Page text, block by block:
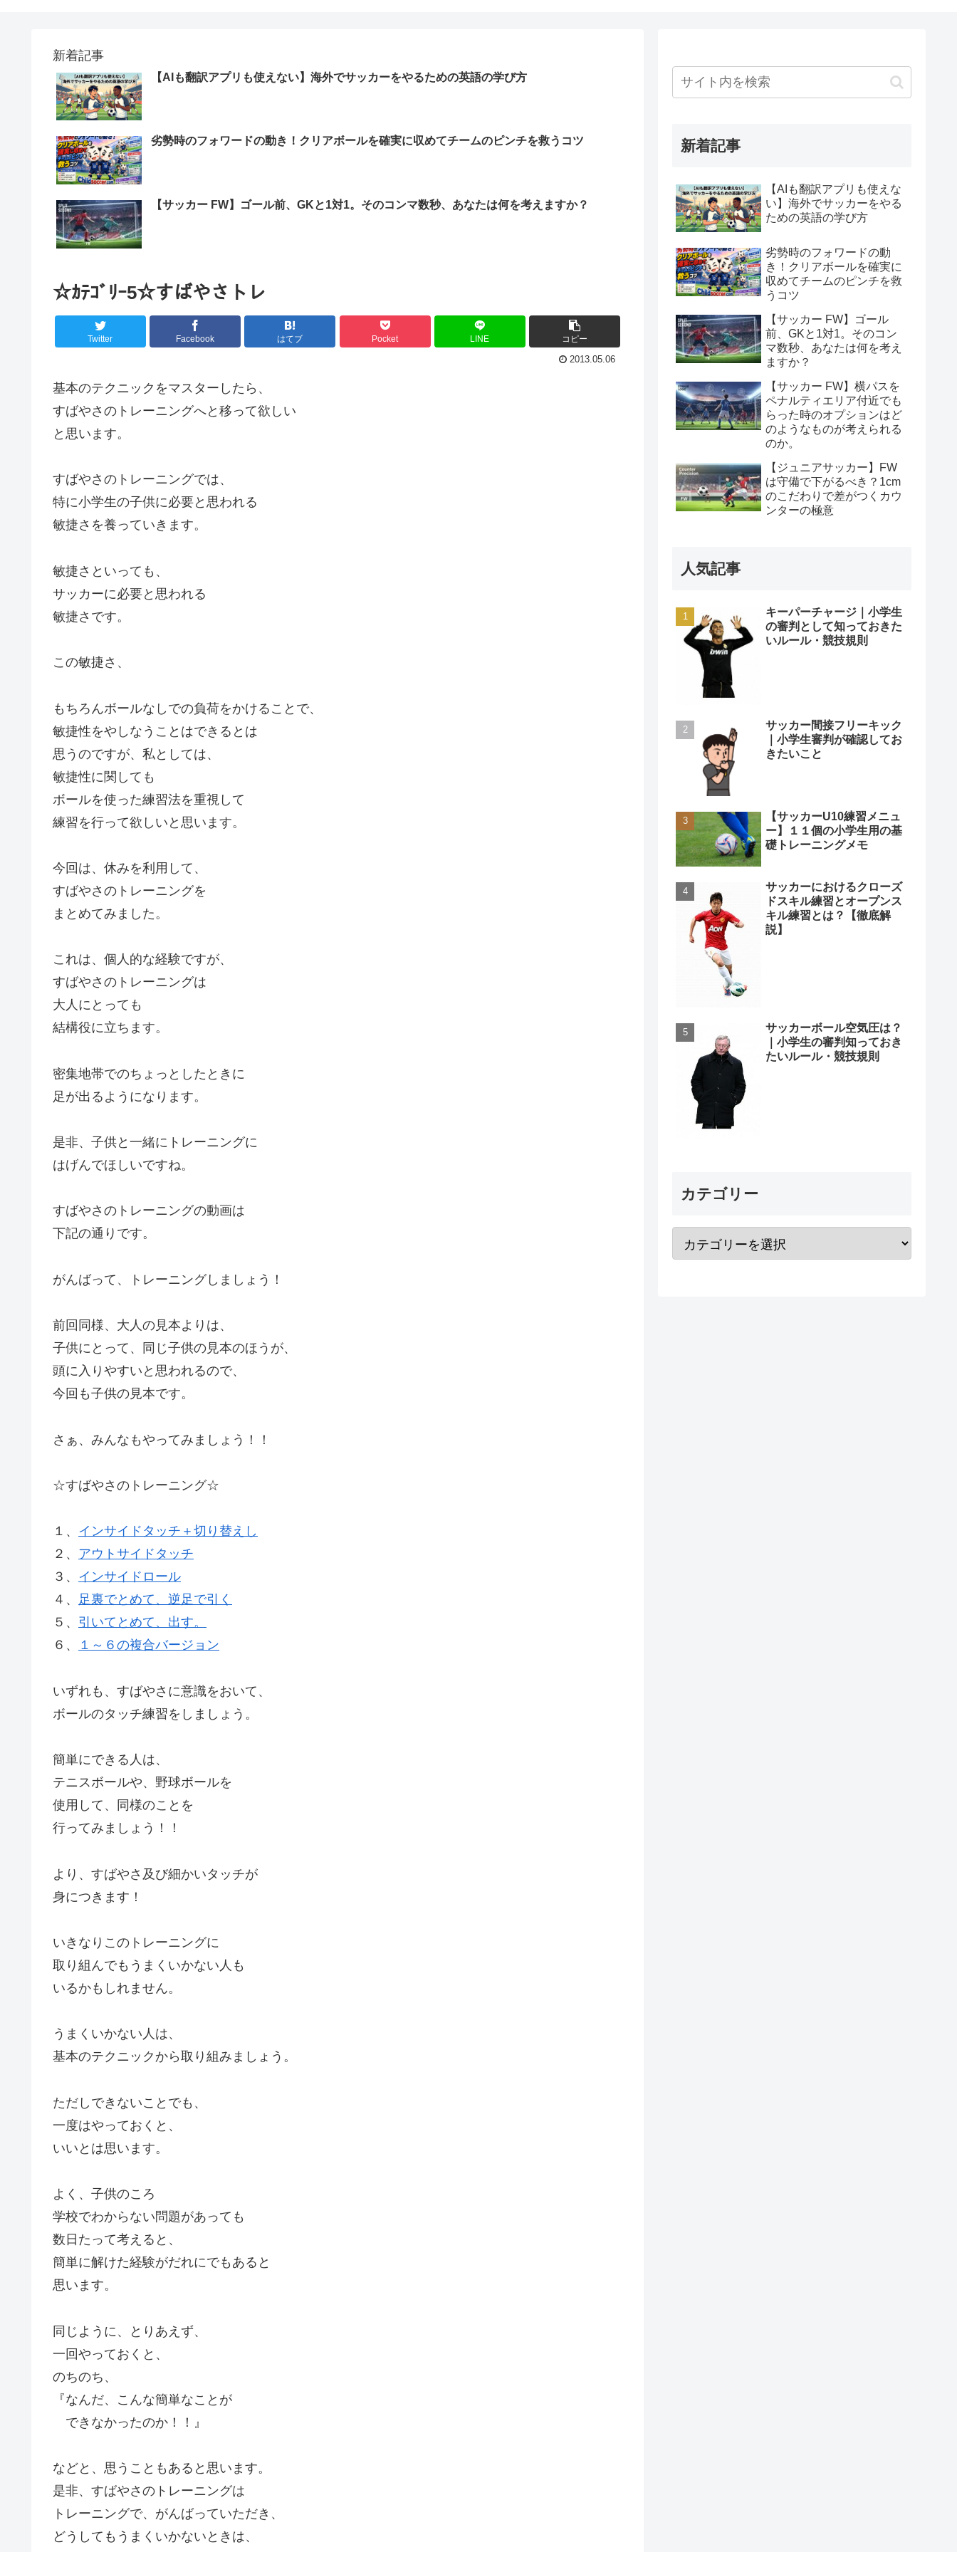
新着記事
【AIも翻訳アプリも使えない】海外でサッカーをやるための英語の学び方
劣勢時のフォワードの動き！クリアボールを確実に収めてチームのピンチを救うコツ
【サッカー FW】ゴール前、GKと1対1。そのコンマ数秒、あなたは何を考えますか？
☆ｶﾃｺﾞﾘｰ5☆すばやさトレ
Twitter Facebook はてブ Pocket LINE コピー
2013.05.06
基本のテクニックをマスターしたら、
すばやさのトレーニングへと移って欲しい
と思います。
すばやさのトレーニングでは、
特に小学生の子供に必要と思われる
敏捷さを養っていきます。
敏捷さといっても、
サッカーに必要と思われる
敏捷さです。
この敏捷さ、
もちろんボールなしでの負荷をかけることで、
敏捷性をやしなうことはできるとは
思うのですが、私としては、
敏捷性に関しても
ボールを使った練習法を重視して
練習を行って欲しいと思います。
今回は、休みを利用して、
すばやさのトレーニングを
まとめてみました。
これは、個人的な経験ですが、
すばやさのトレーニングは
大人にとっても
結構役に立ちます。
密集地帯でのちょっとしたときに
足が出るようになります。
是非、子供と一緒にトレーニングに
はげんでほしいですね。
すばやさのトレーニングの動画は
下記の通りです。
がんばって、トレーニングしましょう！
前回同様、大人の見本よりは、
子供にとって、同じ子供の見本のほうが、
頭に入りやすいと思われるので、
今回も子供の見本です。
さぁ、みんなもやってみましょう！！
☆すばやさのトレーニング☆
１、 インサイドタッチ＋切り替えし
２、 アウトサイドタッチ
３、 インサイドロール
４、 足裏でとめて、逆足で引く
５、 引いてとめて、出す。
６、
１～６の複合バージョン
いずれも、すばやさに意識をおいて、
ボールのタッチ練習をしましょう。
簡単にできる人は、
テニスボールや、野球ボールを
使用して、同様のことを
行ってみましょう！！
より、すばやさ及び細かいタッチが
身につきます！
いきなりこのトレーニングに
取り組んでもうまくいかない人も
いるかもしれません。
うまくいかない人は、
基本のテクニックから取り組みましょう。
ただしできないことでも、
一度はやっておくと、
いいとは思います。
よく、子供のころ
学校でわからない問題があっても
数日たって考えると、
簡単に解けた経験がだれにでもあると
思います。
同じように、とりあえず、
一回やっておくと、
のちのち、
『なんだ、こんな簡単なことが
できなかったのか！！』
などと、思うこともあると思います。
是非、すばやさのトレーニングは
トレーニングで、がんばっていただき、
どうしてもうまくいかないときは、
新着記事
【AIも翻訳アプリも使えな
い】海外でサッカーをやる
ための英語の学び方
劣勢時のフォワードの動
き！クリアボールを確実に
収めてチームのピンチを救
うコツ
【サッカー FW】ゴール
前、GKと1対1。そのコン
マ数秒、あなたは何を考え
ますか？
【サッカー FW】横パスを
ペナルティエリア付近でも
らった時のオプションはど
のようなものが考えられる
のか。
【ジュニアサッカー】FW
は守備で下がるべき？1cm
のこだわりで差がつくカウ
ンターの極意
人気記事
キーパーチャージ｜小学生
の審判として知っておきた
いルール・競技規則
サッカー間接フリーキック
｜小学生審判が確認してお
きたいこと
【サッカーU10練習メニュ
ー】１１個の小学生用の基
礎トレーニングメモ
サッカーにおけるクローズ
ドスキル練習とオープンス
キル練習とは？【徹底解
説】
サッカーボール空気圧は？
｜小学生の審判知っておき
たいルール・競技規則
カテゴリー